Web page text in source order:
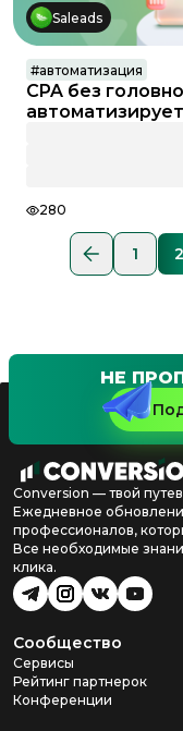
Saleads
#автоматизация
CPA без
280
1 2
НЕ
Conversion — твой
Ежедневное
профессионалов,
Все необходимые
клика.
Сообщество
Сервисы
Рейтинг партнерок
Конференции